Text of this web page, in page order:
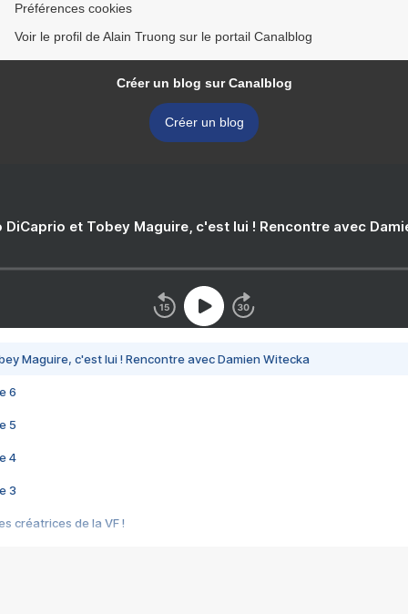
Préférences cookies
Voir le profil de Alain Truong sur le portail Canalblog
Créer un blog sur Canalblog
Créer un blog
DiCaprio et Tobey Maguire, c'est lui ! Rencontre avec
Maguire, c'est lui ! Rencontre avec Damien Witecka
6
5
4
3
créatrices de la VF !